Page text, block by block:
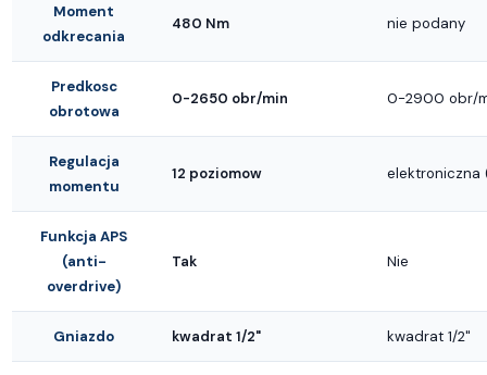
Moment
odkrecania
480 Nm nie podany
Predkosc
obrotowa
0-2650 obr/min 0-2900 obr/
Regulacja
momentu
12 poziomow elektroniczna
Funkcja APS
(anti-
overdrive)
Tak Nie
Gniazdo kwadrat 1/2" kwadrat 1/2"